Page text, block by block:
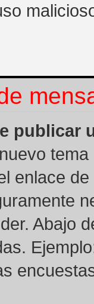
publicar
enlace
Abajo